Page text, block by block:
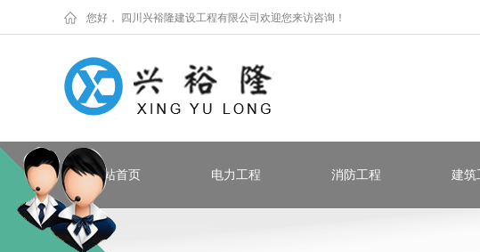
您好， 四川兴裕隆建设工程有限公司欢迎您来访咨询！
网站首页 电力工程 消防工程 建筑